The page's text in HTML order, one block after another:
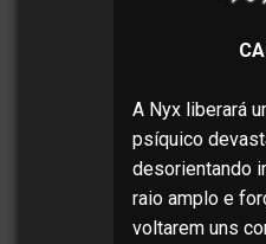
A Nyx liberará
psíquico
desorientando
raio amplo e
voltarem uns